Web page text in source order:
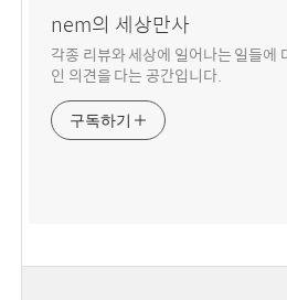
nem의 세상만사
각종 리뷰와 세상에 일어나는 일들에
인 의견을 다는 공간입니다.
구독하기